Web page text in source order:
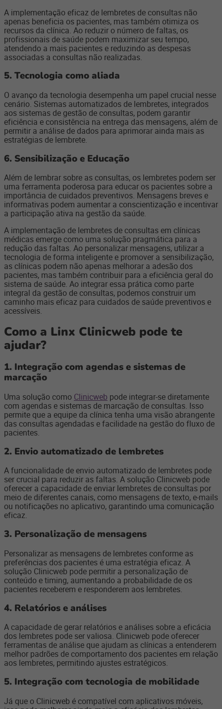
A implementação eficaz de lembretes de consultas não
apenas beneficia os pacientes, mas também otimiza os
recursos da clínica. Ao reduzir o número de faltas, os
profissionais de saúde podem maximizar seu tempo,
atendendo a mais pacientes e reduzindo as despesas
associadas a consultas não realizadas.
5. Tecnologia como aliada
O avanço da tecnologia desempenha um papel crucial nesse
cenário. Sistemas automatizados de lembretes, integrados
aos sistemas de gestão de consultas, podem garantir
eficiência e consistência na entrega das mensagens, além de
permitir a análise de dados para aprimorar ainda mais as
estratégias de lembrete.
6. Sensibilização e Educação
Além de lembrar sobre as consultas, os lembretes podem ser
uma ferramenta poderosa para educar os pacientes sobre a
importância de cuidados preventivos. Mensagens breves e
informativas podem aumentar a conscientização e incentivar
a participação ativa na gestão da saúde.
A implementação de lembretes de consultas em clínicas
médicas emerge como uma solução pragmática para a
redução das faltas. Ao personalizar mensagens, utilizar a
tecnologia de forma inteligente e promover a sensibilização,
as clínicas podem não apenas melhorar a adesão dos
pacientes, mas também contribuir para a eficiência geral do
sistema de saúde. Ao integrar essa prática como parte
integral da gestão de consultas, podemos construir um
caminho mais eficaz para cuidados de saúde preventivos e
acessíveis.
Como a Linx Clinicweb pode te
ajudar?
1. Integração com agendas e sistemas de
marcação
Uma solução como Clinicweb pode integrar-se diretamente
com agendas e sistemas de marcação de consultas. Isso
permite que a equipe da clínica tenha uma visão abrangente
das consultas agendadas e facilidade na gestão do fluxo de
pacientes.
2. Envio automatizado de lembretes
A funcionalidade de envio automatizado de lembretes pode
ser crucial para reduzir as faltas. A solução Clinicweb pode
oferecer a capacidade de enviar lembretes de consultas por
meio de diferentes canais, como mensagens de texto, e-mails
ou notificações no aplicativo, garantindo uma comunicação
eficaz.
3. Personalização de mensagens
Personalizar as mensagens de lembretes conforme as
preferências dos pacientes é uma estratégia eficaz. A
solução Clinicweb pode permitir a personalização de
conteúdo e timing, aumentando a probabilidade de os
pacientes receberem e responderem aos lembretes.
4. Relatórios e análises
A capacidade de gerar relatórios e análises sobre a eficácia
dos lembretes pode ser valiosa. Clinicweb pode oferecer
ferramentas de análise que ajudam as clínicas a entenderem
melhor padrões de comportamento dos pacientes em relação
aos lembretes, permitindo ajustes estratégicos.
5. Integração com tecnologia de mobilidade
Já que o Clinicweb é compatível com aplicativos móveis,